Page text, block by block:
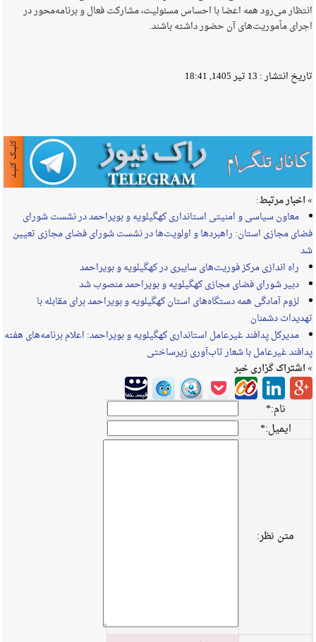
انتظار می‌رود همه اعضا با احساس مسئولیت، مشارکت فعال و برنامه‌محور در
اجرای مأموریت‌های آن حضور داشته باشند.
تاریخ انتشار : 13 تیر 1405, 18:41
» اخبار مرتبط:
معاون سیاسی و امنیتی استانداری کهگیلویه و بویراحمد در نشست شورای
فضای مجازی استان: راهبردها و اولویت‌ها در نشست شورای فضای مجازی تعیین
شد
راه اندازی مرکز فوریت‌های سایبری در کهگیلویه و بویراحمد
دبیر شورای فضای مجازی کهگیلویه و بویراحمد منصوب شد
لزوم آمادگی همه دستگاه‌های استان کهگیلویه و بویراحمد برای مقابله با
تهدیدات دشمنان
مدیرکل پدافند غیرعامل استانداری کهگیلویه و بویراحمد: اعلام برنامه‌های هفته
پدافند غیرعامل با شعار تاب‌آوری زیرساختی
» اشتراک گزاری خبر
نام:*
ایمیل:*
متن نظر: